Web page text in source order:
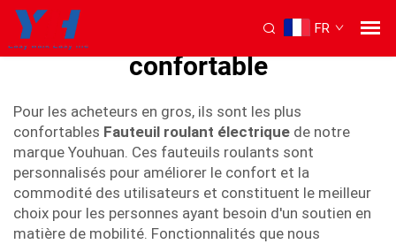
FR
fauteuil roulant le plus
confortable
Pour les acheteurs en gros, ils sont les plus
confortables Fauteuil roulant électrique de notre
marque Youhuan. Ces fauteuils roulants sont
personnalisés pour améliorer le confort et la
commodité des utilisateurs et constituent le meilleur
choix pour les personnes ayant besoin d'un soutien en
matière de mobilité. Fonctionnalités que nous